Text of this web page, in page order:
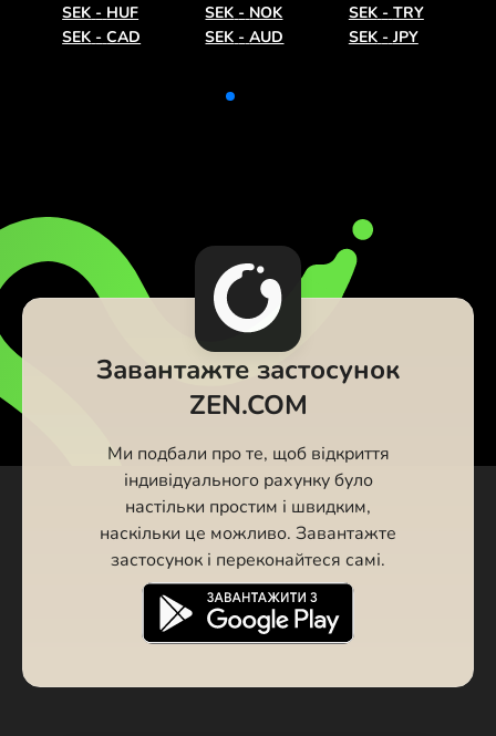
SEK - HUF SEK - NOK SEK - TRY
SEK - CAD SEK - AUD SEK - JPY
Завантажте застосунок
ZEN.COM
Ми подбали про те, щоб відкриття
індивідуального рахунку було
настільки простим і швидким,
наскільки це можливо. Завантажте
застосунок і переконайтеся самі.